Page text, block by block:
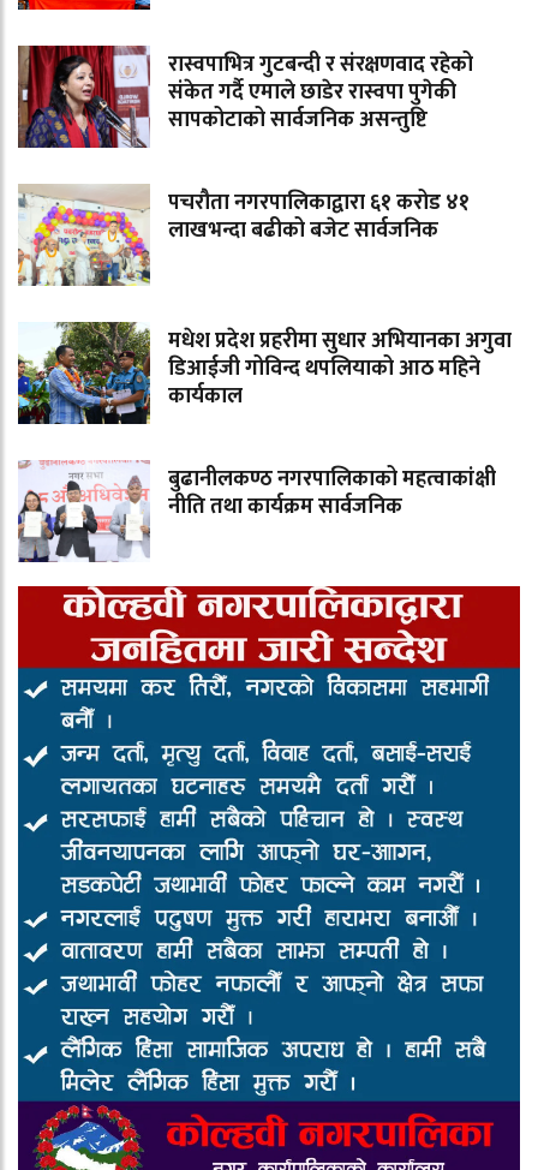
रास्वपाभित्र गुटबन्दी र संरक्षणवाद रहेको
संकेत गर्दै एमाले छाडेर रास्वपा पुगेकी
सापकोटाको सार्वजनिक असन्तुष्टि
पचरौता नगरपालिकाद्वारा ६१ करोड ४१
लाखभन्दा बढीको बजेट सार्वजनिक
मधेश प्रदेश प्रहरीमा सुधार अभियानका अगुवा
डिआईजी गोविन्द थपलियाको आठ महिने
कार्यकाल
बुढानीलकण्ठ नगरपालिकाको महत्वाकांक्षी
नीति तथा कार्यक्रम सार्वजनिक